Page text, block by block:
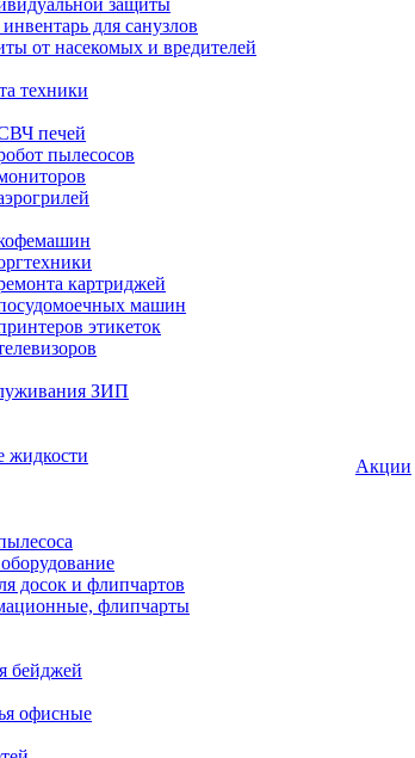
защиты
для санузлов
от насекомых и вредителей
техники
печей
пылесосов
картриджей
машин
этикеток
ЗИП
досок и флипчартов
флипчарты
бейджей
офисные
Акции